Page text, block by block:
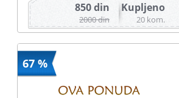
Kupljeno
20 kom.
850 din
2000 din
67 %